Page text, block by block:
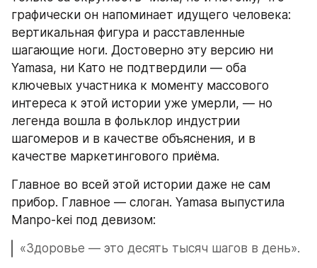
графически он напоминает идущего человека:
вертикальная фигура и расставленные
шагающие ноги. Достоверно эту версию ни
Yamasa, ни Като не подтвердили — оба
ключевых участника к моменту массового
интереса к этой истории уже умерли, — но
легенда вошла в фольклор индустрии
шагомеров и в качестве объяснения, и в
качестве маркетингового приёма.
Главное во всей этой истории даже не сам
прибор. Главное — слоган. Yamasa выпустила
Manpo-kei под девизом:
«Здоровье — это десять тысяч шагов в день».